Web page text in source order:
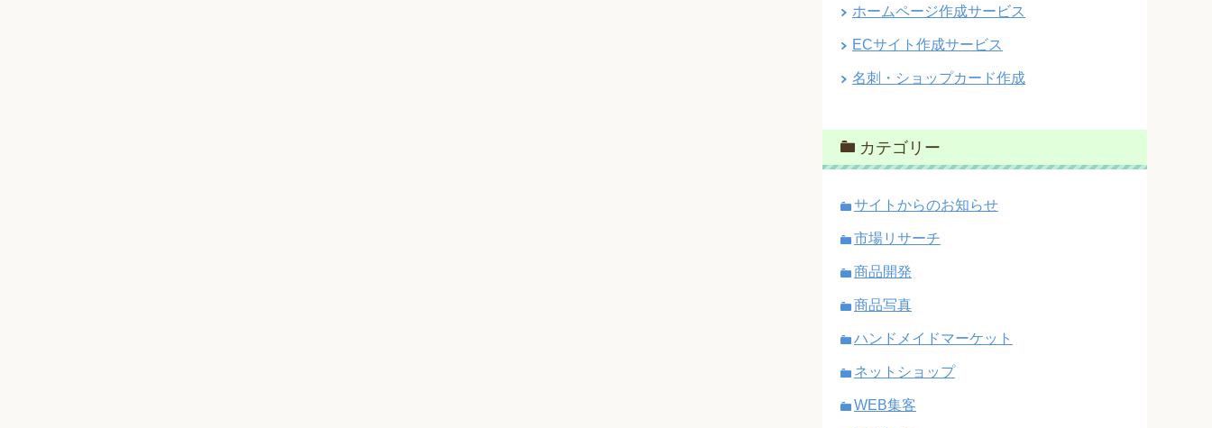
ホームページ作成サービス
ECサイト作成サービス
名刺・ショップカード作成
カテゴリー
サイトからのお知らせ
市場リサーチ
商品開発
商品写真
ハンドメイドマーケット
ネットショップ
WEB集客